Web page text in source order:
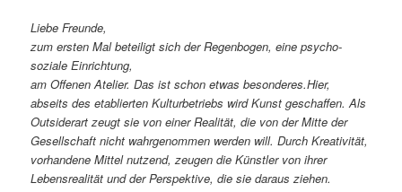
Liebe Freunde,
zum ersten Mal beteiligt sich der Regenbogen, eine psycho-
soziale Einrichtung,
am Offenen Atelier. Das ist schon etwas besonderes.Hier,
abseits des etablierten Kulturbetriebs wird Kunst geschaffen. Als
Outsiderart zeugt sie von einer Realität, die von der Mitte der
Gesellschaft nicht wahrgenommen werden will. Durch Kreativität,
vorhandene Mittel nutzend, zeugen die Künstler von ihrer
Lebensrealität und der Perspektive, die sie daraus ziehen.